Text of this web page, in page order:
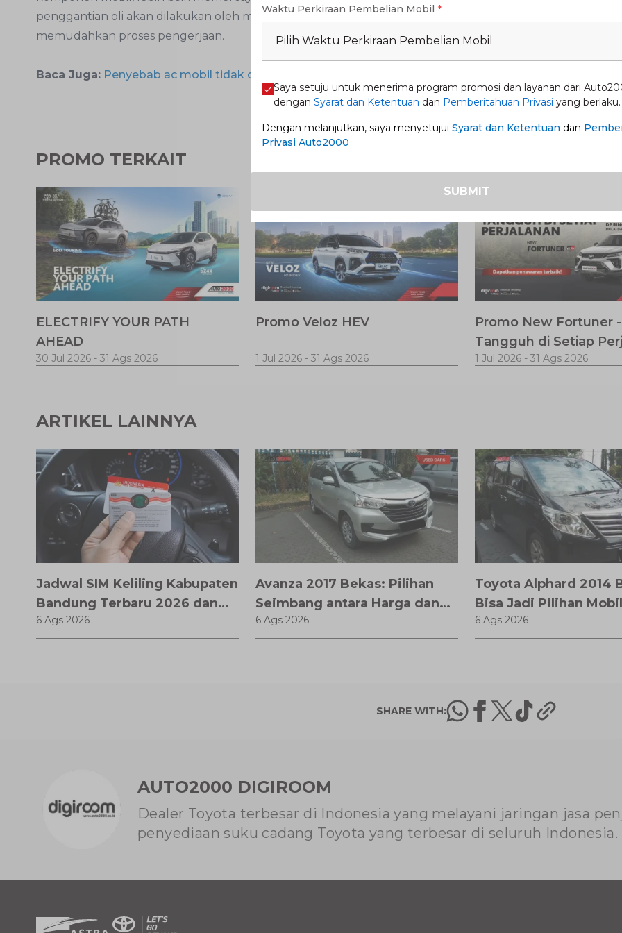
penggantian oli akan dilakukan oleh montir profesional dengan peralatan lengkap yang
memudahkan proses pengerjaan.
Baca Juga: Penyebab ac mobil tidak dingin hanya keluar angin
PROMO TERKAIT
ELECTRIFY YOUR PATH
AHEAD
30 Jul 2026 - 31 Ags 2026
Promo Veloz HEV
1 Jul 2026 - 31 Ags 2026
Promo New Fortuner -
Tangguh di Setiap
1 Jul 2026 - 31 Ags 2026
ARTIKEL LAINNYA
Jadwal SIM Keliling Kabupaten
Bandung Terbaru 2026 dan
Lokasinya
6 Ags 2026
Avanza 2017 Bekas: Pilihan
Seimbang antara Harga dan
Fitur Modern
6 Ags 2026
Toyota Alphard 2014
Bisa Jadi Pilihan
6 Ags 2026
SHARE WITH:
AUTO2000 DIGIROOM
Dealer Toyota terbesar di Indonesia yang melayani jaringan jasa
penyediaan suku cadang Toyota yang terbesar di seluruh Indonesia.
Waktu Perkiraan Pembelian Mobil *
Pilih Waktu Perkiraan Pembelian Mobil
Saya setuju untuk menerima program promosi dan layanan dari
dengan Syarat dan Ketentuan dan Pemberitahuan Privasi yang berlaku.
Dengan melanjutkan, saya menyetujui Syarat dan Ketentuan dan
Privasi Auto2000
SUBMIT